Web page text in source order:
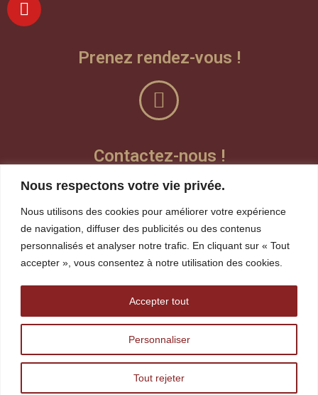
Nous respectons votre vie privée.
Nous utilisons des cookies pour améliorer votre expérience
de navigation, diffuser des publicités ou des contenus
personnalisés et analyser notre trafic. En cliquant sur « Tout
accepter », vous consentez à notre utilisation des cookies.
Personnaliser
Tout rejeter
Accepter tout
Prenez rendez-vous !
Contactez-nous !
Laisser un message vocal
Teams
Visioconférence
robin.gagnon@tshakapesh.ca
418 720-1815
418 968-4424 ext: 261